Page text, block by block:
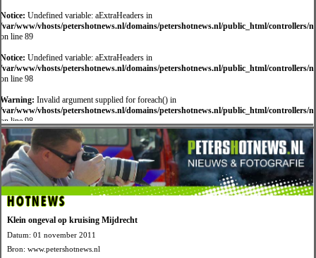
Notice: Undefined variable: aExtraHeaders in
/var/www/vhosts/petershotnews.nl/domains/petershotnews.nl/public_html/controllers/
on line 89
Notice: Undefined variable: aExtraHeaders in
/var/www/vhosts/petershotnews.nl/domains/petershotnews.nl/public_html/controllers/
on line 98
Warning: Invalid argument supplied for foreach() in
/var/www/vhosts/petershotnews.nl/domains/petershotnews.nl/public_html/controllers/
on line 98
HOTNEWS
Klein ongeval op kruising Mijdrecht
Datum: 01 november 2011
Bron: www.petershotnews.nl